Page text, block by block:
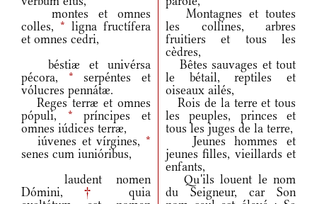
montes et omnes
colles, * ligna fructífera
et omnes cedri,
Montagnes et toutes
les collines, arbres
fruitiers et tous les
cèdres,
béstiæ et univérsa
pécora, * serpéntes et
vólucres pennátæ.
Bêtes sauvages et tout
le bétail, reptiles et
oiseaux ailés,
Reges terræ et omnes
pópuli, * príncipes et
omnes iúdices terræ,
Rois de la terre et tous
les peuples, princes et
tous les juges de la terre,
iúvenes et vírgines, *
senes cum iunióribus,
Jeunes hommes et
jeunes filles, vieillards et
enfants,
laudent nomen
Dómini, †
quia
Qu'ils louent le nom
du Seigneur, car Son